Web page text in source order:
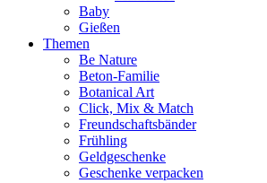
Baby
Gießen
Themen
Be Nature
Beton-Familie
Botanical Art
Click, Mix & Match
Freundschaftsbänder
Frühling
Geldgeschenke
Geschenke verpacken